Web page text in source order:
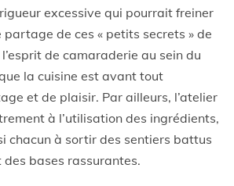
excessive qui pourrait freiner
partage de ces « petits secrets » de
de camaraderie au sein du
la cuisine est avant tout
et de plaisir. Par ailleurs, l’atelier
à l’utilisation des ingrédients,
chacun à sortir des sentiers battus
bases rassurantes.